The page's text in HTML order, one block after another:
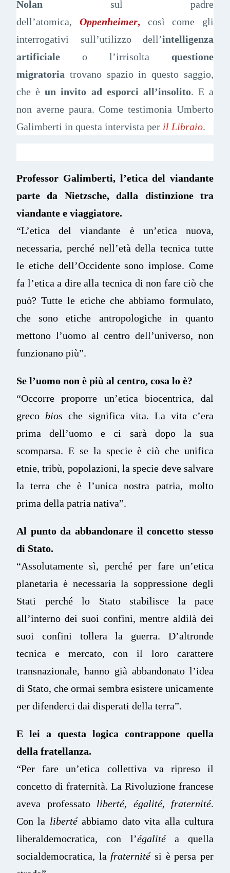
Nolan sul padre
dell’atomica, Oppenheimer, così come gli
interrogativi sull’utilizzo dell’intelligenza
artificiale o l’irrisolta questione
migratoria trovano spazio in questo saggio,
che èun invito ad esporci all’insolito. E a
non averne paura. Come testimonia Umberto
Galimberti in questa intervista per il Libraio.
Professor Galimberti, l’etica del viandante
parte da Nietzsche, dalla distinzione tra
viandante e viaggiatore.
“L’etica del viandante è un’etica nuova,
necessaria, perché nell’età della tecnica tutte
le etiche dell’Occidente sono implose. Come
fa l’etica a dire alla tecnica di non fare ciò che
può? Tutte le etiche che abbiamo formulato,
che sono etiche antropologiche in quanto
mettono l’uomo al centro dell’universo, non
funzionano più”.
Se l’uomo non è più al centro, cosa lo è?
“Occorre proporre un’etica biocentrica, dal
greco bios che significa vita. La vita c’era
prima dell’uomo e ci sarà dopo la sua
scomparsa. E se la specie è ciò che unifica
etnie, tribù, popolazioni, la specie deve salvare
la terra che è l’unica nostra patria, molto
prima della patria nativa”.
Al punto da abbandonare il concetto stesso
di Stato.
“Assolutamente sì, perché per fare un’etica
planetaria è necessaria la soppressione degli
Stati perché lo Stato stabilisce la pace
all’interno dei suoi confini, mentre aldilà dei
suoi confini tollera la guerra. D’altronde
tecnica e mercato, con il loro carattere
transnazionale, hanno già abbandonato l’idea
di Stato, che ormai sembra esistere unicamente
per difenderci dai disperati della terra”.
E lei a questa logica contrappone quella
della fratellanza.
“Per fare un’etica collettiva va ripreso il
concetto di fraternità. La Rivoluzione francese
aveva professato liberté, égalité, fraternité.
Con la libertéabbiamo dato vita alla cultura
liberaldemocratica, con l’égalité a quella
socialdemocratica, la fraternitési è persa per